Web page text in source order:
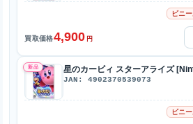
ビニ
買取価格4,900 円
新品 星のカービィ スターアライズ
JAN: 4902370539073
ビニ